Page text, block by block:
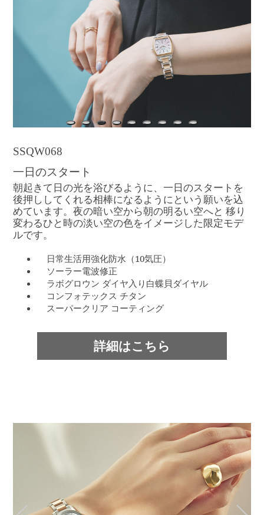
1 2 3 4 5 6 7 8 9
SSQW068
一日のスタート
朝起きて日の光を浴びるように、一日のスタートを
後押ししてくれる相棒になるようにという願いを込
めています。夜の暗い空から朝の明るい空へと 移り
変わるひと時の淡い空の色をイメージした限定モデ
ルです。
日常生活用強化防水（10気圧）
ソーラー電波修正
ラボグロウン ダイヤ入り白蝶貝ダイヤル
コンフォテックス チタン
スーパークリア コーティング
詳細はこちら